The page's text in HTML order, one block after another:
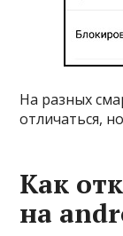
На разных
отличаться,
Как
на